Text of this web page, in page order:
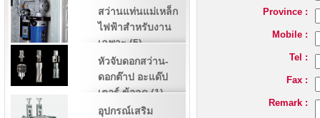
Province :
Mobile :
Tel :
Fax :
Remark :
กว้านรูหัวน๊อต (2)
สว่านแท่นแม่เหล็ก
ไฟฟ้าสำหรับงาน
เฉพาะ (5)
หัวจับดอกสว่าน-
ดอกต๊าป อะแด๊ป
เตอร์ ข้อลด (1)
อุปกรณ์เสริม